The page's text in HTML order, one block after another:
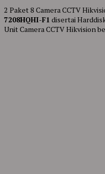
2 Paket 8 Camera CCTV
7208HQHI-F1 disertai
Unit Camera CCTV Hikvision